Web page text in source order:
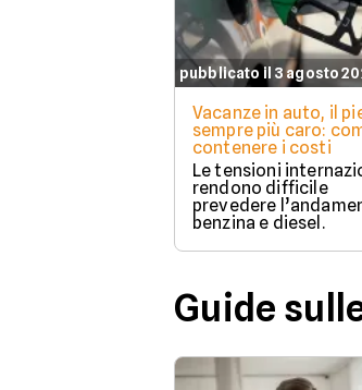
pubblicato il 3 agosto
Vacanze in auto, il
sempre più caro:
contenere i costi
Le tensioni
rendono difficile
prevedere
benzina e diesel.
Guide